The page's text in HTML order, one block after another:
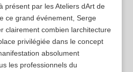
présent par les Ateliers dArt de
ce grand événement, Serge
clairement combien larchitecture
privilégiée dans le concept
absolument
les professionnels du